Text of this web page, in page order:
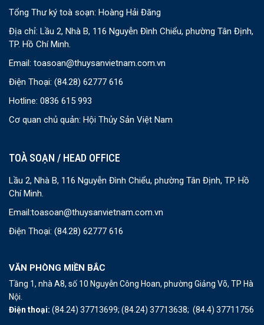
Tổng Thư ký toà soạn: Hoàng Hải Đăng
Địa chỉ: Lầu 2, Nhà B, 116 Nguyễn Đình Chiểu, phường Tân Định,
TP. Hồ Chí Minh.
Email: toasoan@thuysanvietnam.com.vn
Điện Thoại: (84.28) 62777 616
Hotline: 0836 615 993
Cơ quan chủ quản: Hội Thủy Sản Việt Nam
TOÀ SOẠN / HEAD OFFICE
Lầu 2, Nhà B, 116 Nguyễn Đình Chiểu, phường Tân Định, TP. Hồ
Chí Minh.
Email:toasoan@thuysanvietnam.com.vn
Điện Thoại: (84.28) 62777 616
VĂN PHÒNG MIỀN BẮC
Tầng 1, nhà A8, số 10 Nguyễn Công Hoan, phường Giảng Võ, TP Hà
Nội.
Điện thoại: (84.24) 37713699; (84.24) 37713638; (84.4) 37711756